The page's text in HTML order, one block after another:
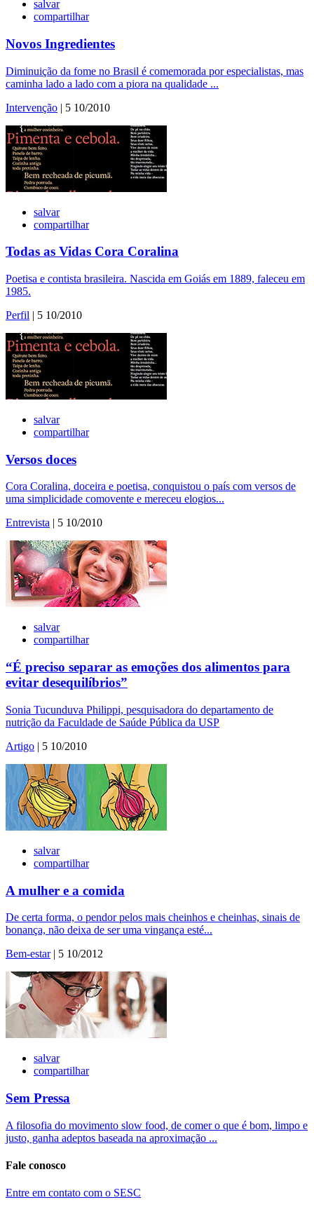
salvar
compartilhar
Novos Ingredientes
Diminuição da fome no Brasil é comemorada por especialistas, mas
caminha lado a lado com a piora na qualidade ...
Intervenção | 5 10/2010
salvar
compartilhar
Todas as Vidas Cora Coralina
Poetisa e contista brasileira. Nascida em Goiás em 1889, faleceu em
1985.
Perfil | 5 10/2010
salvar
compartilhar
Versos doces
Cora Coralina, doceira e poetisa, conquistou o país com versos de
uma simplicidade comovente e mereceu elogios...
Entrevista | 5 10/2010
salvar
compartilhar
“É preciso separar as emoções dos alimentos para
evitar desequilíbrios”
Sonia Tucunduva Philippi, pesquisadora do departamento de
nutrição da Faculdade de Saúde Pública da USP
Artigo | 5 10/2010
salvar
compartilhar
A mulher e a comida
De certa forma, o pendor pelos mais cheinhos e cheinhas, sinais de
bonança, não deixa de ser uma vingança esté...
Bem-estar| 5 10/2012
salvar
compartilhar
Sem Pressa
A filosofia do movimento slow food, de comer o que é bom, limpo e
justo, ganha adeptos baseada na aproximação ...
Fale conosco
Entre em contato com o SESC